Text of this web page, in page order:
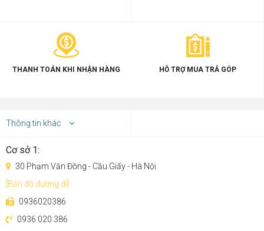
- Công nghệ lau Turbo 2.0 tẩy rửa tăng áp, loại bỏ các vết
THANH TOÁN KHI NHẬN HÀNG HỖ TRỢ MUA TRẢ GÓP
Thông tin khác
Cơ sở 1:
30 Phạm Văn Đồng - Cầu Giấy - Hà Nội
[Bản đồ đường đi]
0936020386
0936 020 386